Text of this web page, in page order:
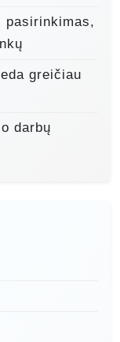
pasirinkimas,
greičiau
darbų